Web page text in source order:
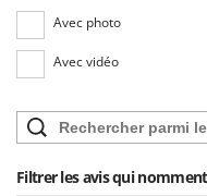
Avec photo
Avec vidéo
Filtrer les avis qui